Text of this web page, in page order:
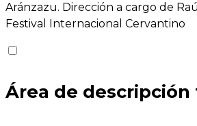
Aránzazu. Dirección a cargo de
Festival Internacional Cervantino
Área de descripción